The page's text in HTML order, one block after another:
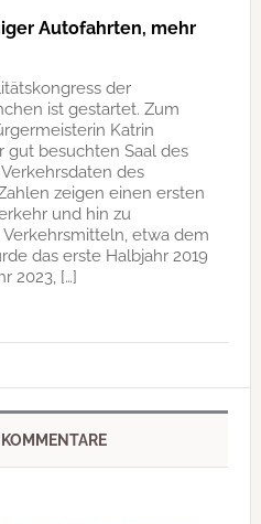
Autofahrten, mehr
der
ist gestartet. Zum
Katrin
gut besuchten Saal des
des
zeigen einen ersten
und hin zu
etwa dem
das erste Halbjahr 2019
2023, […]